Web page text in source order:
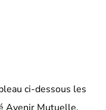
ci-dessous les